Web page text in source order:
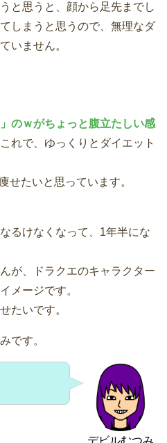
と思うと、顔から足先までし
しまうと思うので、無理なダ
いません。
のｗがちょっと腹立たしい感
れで、ゆっくりとダイエット
せたいと思っています。
るけなくなって、1年半にな
が、ドラクエのキャラクター
メージです。
たいです。
です。